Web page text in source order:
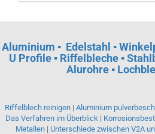
Aluminium ▪ Edelstahl ▪
U Profile ▪ Riffelbleche ▪
Alurohre ▪
Riffelblech reinigen| Aluminium
Das Verfahren im Überblick|
Metallen | Unterschiede zwischen V2A